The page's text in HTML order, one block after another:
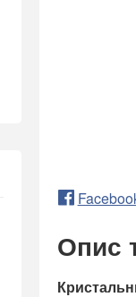
Опис